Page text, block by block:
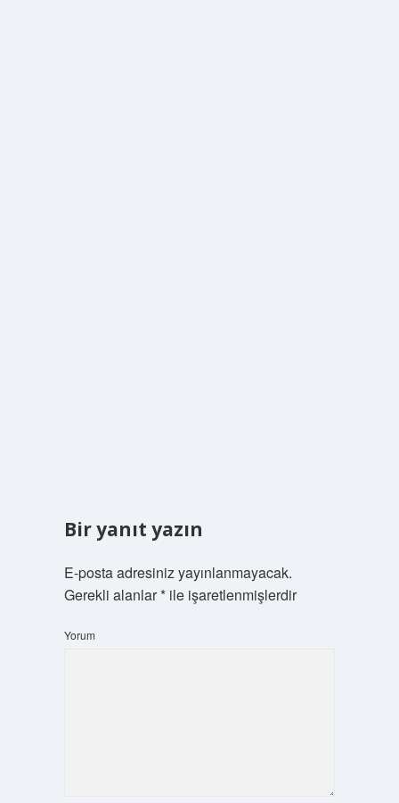
Bir yanıt yazın
E-posta adresiniz yayınlanmayacak.
Gerekli alanlar*ile işaretlenmişlerdir
Yorum